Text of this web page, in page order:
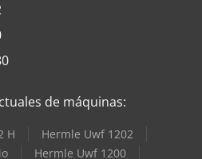
de máquinas:
H
Hermle Uwf 1202
Hermle Uwf 1200